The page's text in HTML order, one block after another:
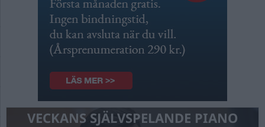
VECKANS SJÄLVSPELANDE PIANO